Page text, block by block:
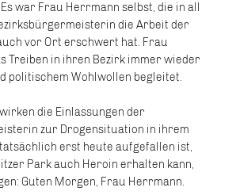
war Frau Herrmann selbst, die in all
die Arbeit der
vor Ort erschwert hat. Frau
Treiben in ihren Bezirk immer wieder
politischem Wohlwollen begleitet.
die Einlassungen der
zur Drogensituation in ihrem
erst heute aufgefallen ist,
Park auch Heroin erhalten kann,
Guten Morgen, Frau Herrmann.